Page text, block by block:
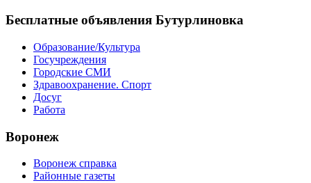
Бесплатные объявления Бутурлиновка
Образование/Культура
Госучреждения
Городские СМИ
Здравоохранение. Спорт
Досуг
Работа
Воронеж
Воронеж справка
Районные газеты